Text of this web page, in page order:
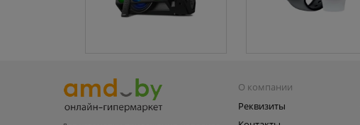
О компании
Реквизиты